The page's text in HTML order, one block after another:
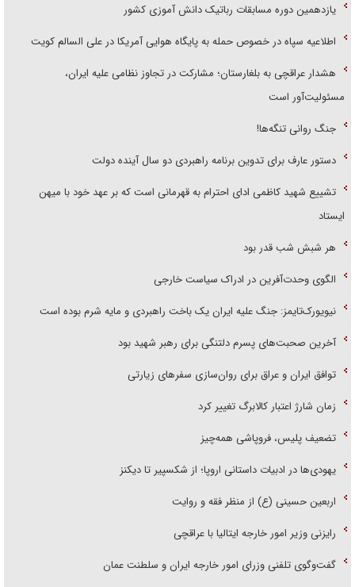
یازدهمین دوره مسابقات رباتیک دانش آموزی کشور
اطلاعیه سپاه در خصوص حمله به پایگاه هوایی آمریکا در علی السالم کویت
هشدار عراقچی به بلغارستان؛ مشارکت در تجاوز نظامی علیه ایران،
مسئولیت‌آور است
جنگ روانی تنگه‌ها!
دستور عارف برای تدوین برنامه راهبردی دو سال آینده دولت
تشییع شهید کاظمی ادای احترام به قهرمانی است که بر عهد خود با میهن
ایستاد
هر شبش شب قدر بود
الگوی وحدت‌آفرین در ادراک سیاست خارجی
نیویورک‌تایمز: جنگ علیه ایران یک باخت راهبردی و مایه شرم بوده است
آخرین صحبت‌های پسرم دلتنگی برای رهبر شهید بود
توافق ایران و عراق برای روان‌سازی سفر‌های زیارتی
زمان شارژ اعتبار کالابرگ تغییر کرد
تضعیف پلیس، فروپاشی همه‌چیز
یهودی‌ها در ادبیات داستانی اروپا؛ از شکسپیر تا دیکنز
اربعین حسینی (ع) از منظر فقه و روایت
رایزنی وزیر امور خارجه ایتالیا با عراقچی
گفت‌وگوی تلفنی وزرای امور خارجه ایران و سلطنت عمان